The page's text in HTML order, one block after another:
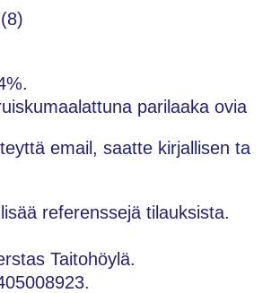
(8)
parilaaka ovia
email, saatte kirjallisen ta
referenssejä tilauksista.
Taitohöylä.